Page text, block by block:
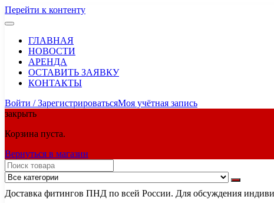
Перейти к контенту
ГЛАВНАЯ
НОВОСТИ
АРЕНДА
ОСТАВИТЬ ЗАЯВКУ
КОНТАКТЫ
Войти / ЗарегистрироватьсяМоя учётная запись
закрыть
Корзина пуста.
Вернуться в магазин
Доставка фитингов ПНД по всей России. Для обсуждения